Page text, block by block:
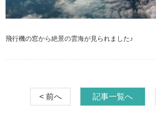
飛行機の窓から絶景の雲海が見られました♪
< 前へ 記事一覧へ